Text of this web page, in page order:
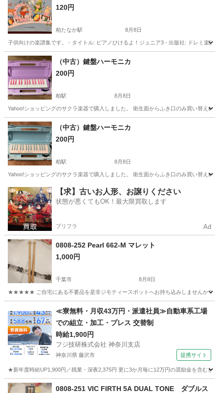
120円
柏たなか駅 8月8日
子供向けの楽譜集です。 - タイトル: ピアノひけるよ！ジュニア3 - 出版社: ドレミ楽
千葉 柏市 柏たなか駅 教則本
（中古）鍵盤ハーモニカ
200円
柏駅 8月8日
Yahoo!ショッピングのサクラ楽器で購入しました。 衛生面からふき口のみ買い替え
千葉 柏市 柏駅 管楽器、笛、ハーモニカ
（中古）鍵盤ハーモニカ
200円
柏駅 8月8日
Yahoo!ショッピングのサクラ楽器で購入しました。 衛生面からふき口のみ買い替え
千葉 柏市 柏駅 管楽器、笛、ハーモニカ 鍵盤ハーモニカ
【求】古いお人形、お譲りください
状態が悪くてもOK！最大限買取します
プリフラ Ad
0808-252 Pearl 662-M マレット
1,000円
千葉市 8月8日
★★★★★ ご自宅にある不要品を是非ジモティースポットへお持ち込みしませんか？
打楽器、ドラム マレット
≪寮無料・月収43万円・派遣社員≫自動車系工場
での組立・加工・プレス 交替制
時給1,900円
フジ技研株式会社 神奈川支店
神奈川県 藤沢市 提携サイト
★新年度時給UP1,900円／残業・深夜2,375円 更に3か月毎に12万円の奨励金を含む
神奈川 藤沢市 0808-251 VIC FIRTH 5A DUAL TONE ダブルス